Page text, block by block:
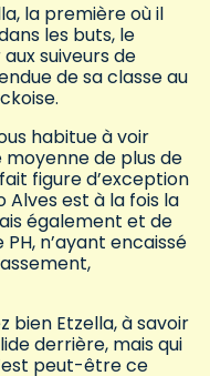
la première où il
les buts, le
suiveurs de
de sa classe au
habitue à voir
de plus de
figure d’exception
Alves est à la fois la
également et de
n’ayant encaissé
bien Etzella, à savoir
derrière, mais qui
peut-être ce